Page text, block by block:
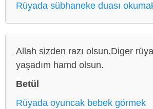
Rüyada sübhaneke duası
Allah sizden razı olsun.Diger rüya
yaşadım hamd olsun.
Betül
Rüyada oyuncak bebek görmek